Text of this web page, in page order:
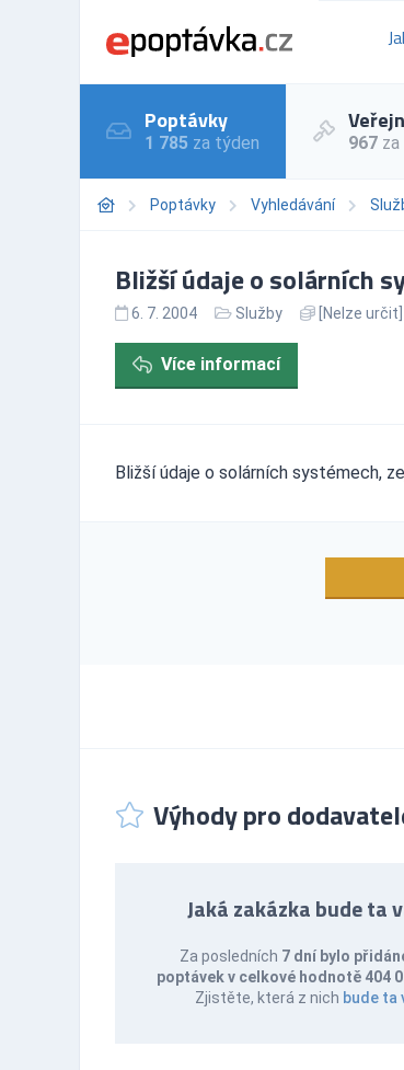
Poptávky
1 785 za týden 967
Poptávky Vyhledávání
Bližší údaje o solárních
6. 7. 2004 Služby [Nelze určit]
Více informací
Bližší údaje o solárních systémech,
Výhody pro
Jaká zakázka bude ta
Za posledních 7 dní bylo
poptávek v celkové hodnotě 404
Zjistěte, která z nich bude ta